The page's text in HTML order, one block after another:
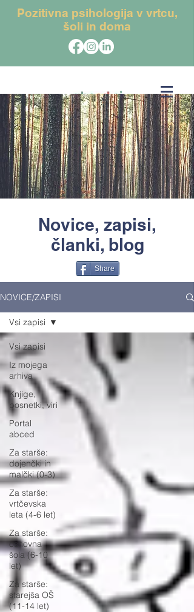
Pozitivna psihologija v vrtcu,
šoli in doma
Novice, zapisi,
članki, blog
Share
NOVICE/ZAPISI
Vsi zapisi
Iz mojega
arhiva
Knjige,
posnetki, viri
Portal
abced
Za starše:
dojenčki in
malčki (0-3)
Za starše:
vrtčevska
leta (4-6 let)
Za starše:
osnovna
šola (6-10
let)
Za starše:
starejša OŠ
(11-14 let)
Vsi zapisi